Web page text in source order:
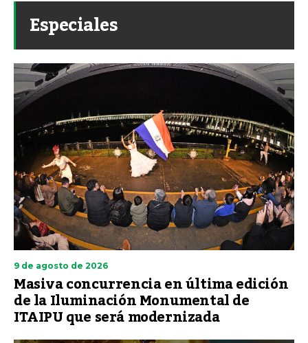
Especiales
9 de agosto de 2026
Masiva concurrencia en última edición
de la Iluminación Monumental de
ITAIPU que será modernizada